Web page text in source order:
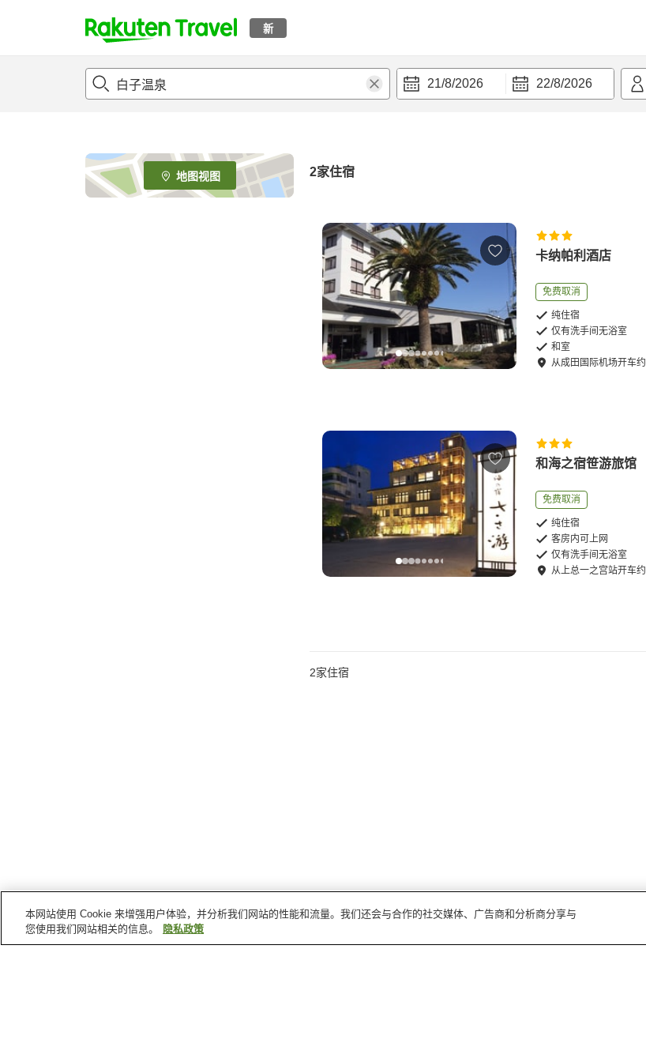
新
t
p
e
_
s
21/8/2026 22/8/2026
地图视图 2家住宿
卡纳帕利酒店
免费取消
纯住宿
仅有洗手间无浴室
和室
从成田国际机场开车约
和海之宿笹游旅馆
免费取消
纯住宿
客房内可上网
仅有洗手间无浴室
从上总一之宫站开车约
2家住宿
本网站使用 Cookie 来增强用户体验，并分析我们网站的性能和流量。我们还会与合作的社交媒体、广告商和分析商分享与
您使用我们网站相关的信息。
隐私政策